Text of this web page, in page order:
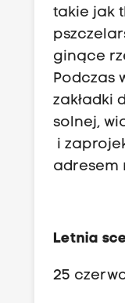
takie jak
ginące
Podczas
zakładki
solnej,
i
adresem
Letnia
25